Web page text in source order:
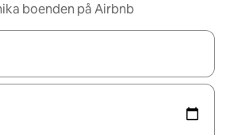
boenden på Airbnb
kan du navigera med upp- och